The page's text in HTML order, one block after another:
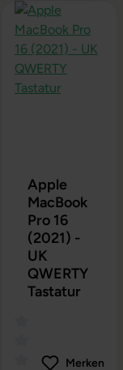
Apple
MacBook
Pro 16
(2021) -
UK
QWERTY
Tastatur
Merken